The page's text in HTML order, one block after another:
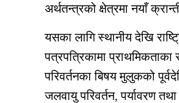
अर्थतन्त्रको क्षेत्रमा नयाँ
यसका लागि स्थानीय देखि
पत्रपत्रिकामा प्राथमिकताका
परिवर्तनका बिषय मुलुकको
जलवायु परिवर्तन, पर्यावरण